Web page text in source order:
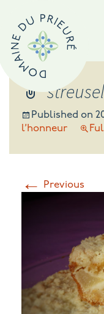
streusel
Published on
l’honneur
← Previous